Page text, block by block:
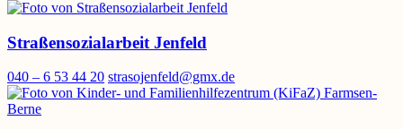
Straßensozialarbeit Jenfeld
040 – 6 53 44 20 strasojenfeld@gmx.de